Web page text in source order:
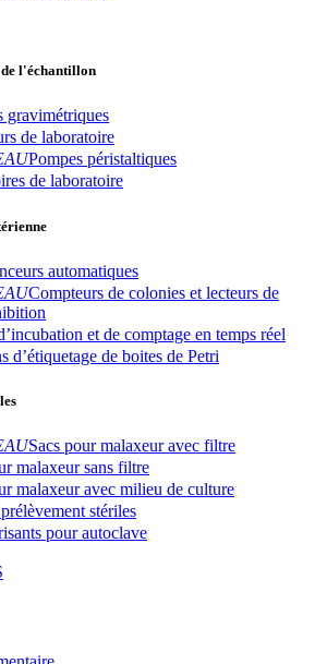
l'échantillon
gravimétriques
de laboratoire
Pompes péristaltiques
de laboratoire
automatiques
Compteurs de colonies et lecteurs de
et de comptage en temps réel
d’étiquetage de boites de Petri
Sacs pour malaxeur avec filtre
malaxeur sans filtre
malaxeur avec milieu de culture
stériles
pour autoclave